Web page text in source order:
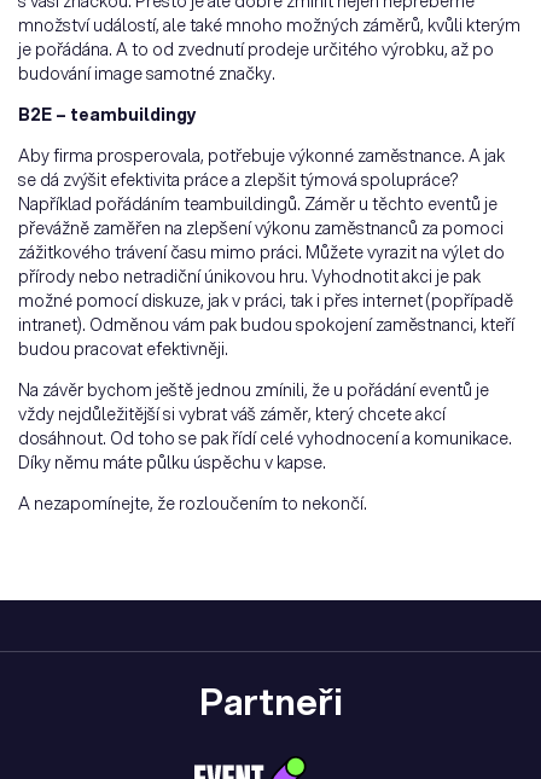
množství událostí, ale také mnoho možných záměrů, kvůli kterým
je pořádána. A to od zvednutí prodeje určitého výrobku, až po
budování image samotné značky.
B2E – teambuildingy
Aby firma prosperovala, potřebuje výkonné zaměstnance. A jak
se dá zvýšit efektivita práce a zlepšit týmová spolupráce?
Například pořádáním teambuildingů. Záměr u těchto eventů je
převážně zaměřen na zlepšení výkonu zaměstnanců za pomoci
zážitkového trávení času mimo práci. Můžete vyrazit na výlet do
přírody nebo netradiční únikovou hru. Vyhodnotit akci je pak
možné pomocí diskuze, jak v práci, tak i přes internet (popřípadě
intranet). Odměnou vám pak budou spokojení zaměstnanci, kteří
budou pracovat efektivněji.
Na závěr bychom ještě jednou zmínili, že u pořádání eventů je
vždy nejdůležitější si vybrat váš záměr, který chcete akcí
dosáhnout. Od toho se pak řídí celé vyhodnocení a komunikace.
Díky němu máte půlku úspěchu v kapse.
A nezapomínejte, že rozloučením to nekončí.
Partneři